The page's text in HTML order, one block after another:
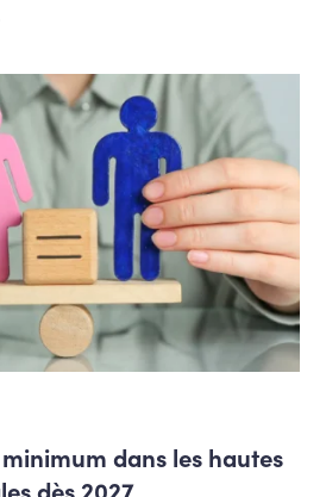
dans les hautes
dès 2027